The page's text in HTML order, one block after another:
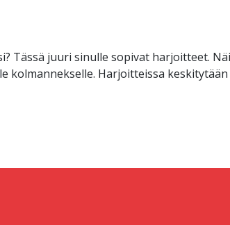
Tässä juuri sinulle sopivat harjoitteet.
kolmannekselle. Harjoitteissa